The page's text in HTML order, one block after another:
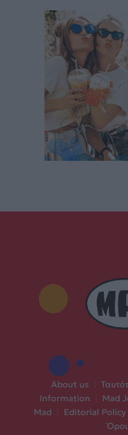
About us
Information
Mad
Mad
Editorial Policy